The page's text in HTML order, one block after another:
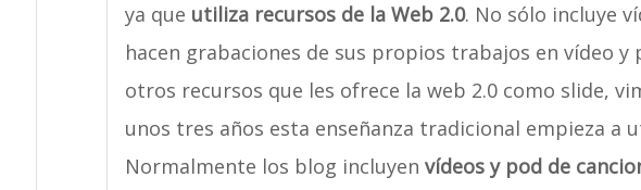
ya que utiliza recursos de la Web 2.0. No sólo incluye
hacen grabaciones de sus propios trabajos en vídeo y
otros recursos que les ofrece la web 2.0 como slide,
unos tres años esta enseñanza tradicional empieza a
Normalmente los blog incluyen vídeos y pod de